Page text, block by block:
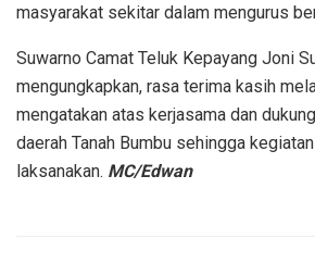
masyarakat sekitar dalam mengurus
Suwarno Camat Teluk Kepayang Joni
mengungkapkan, rasa terima kasih
mengatakan atas kerjasama dan
daerah Tanah Bumbu sehingga
laksanakan. MC/Edwan